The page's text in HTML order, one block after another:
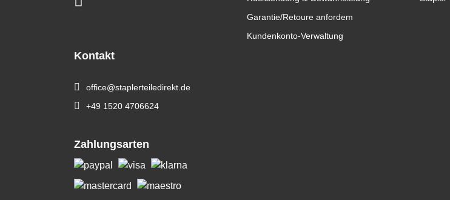
Garantie/Retoure anfordem
Kundenkonto-Verwaltung
Kontakt
office@staplerteiledirekt.de
+49 1520 4706624
Zahlungsarten